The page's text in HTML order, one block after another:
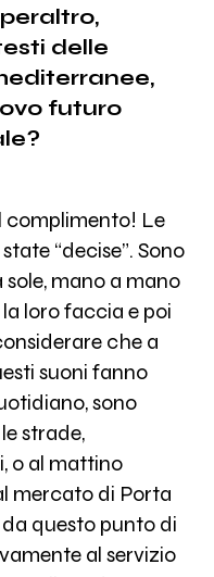
delle
futuro
complimento! Le
“decise”. Sono
mano a mano
loro faccia e poi
che a
suoni fanno
sono
strade,
o al mattino
mercato di Porta
questo punto di
al servizio